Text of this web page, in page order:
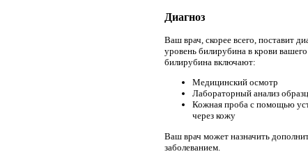
Диагноз
Ваш врач, скорее всего, поставит
уровень билирубина в крови
билирубина включают:
Медицинский осмотр
Лабораторный анализ
Кожная проба с помощью
через кожу
Ваш врач может назначить
заболеванием.